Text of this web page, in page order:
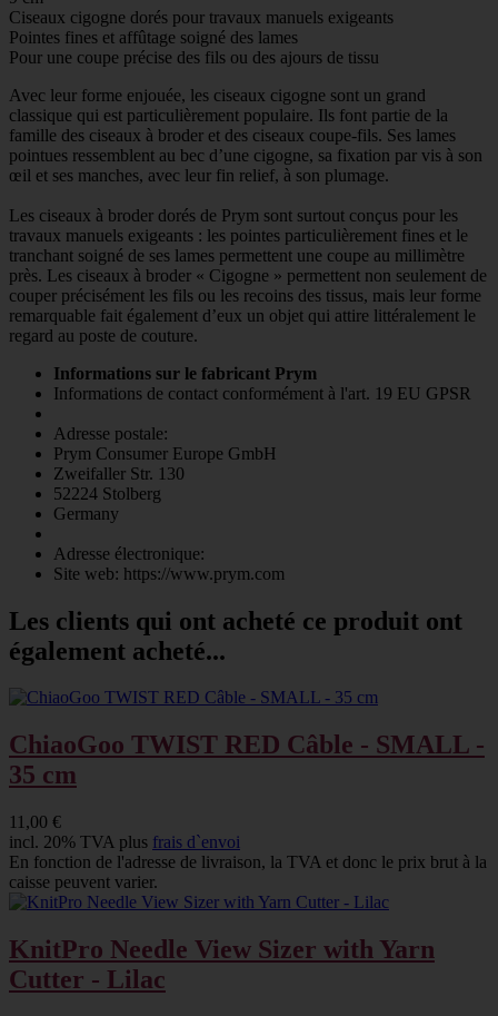
Ciseaux cigogne dorés pour travaux manuels exigeants
Pointes fines et affûtage soigné des lames
Pour une coupe précise des fils ou des ajours de tissu
Avec leur forme enjouée, les ciseaux cigogne sont un grand
classique qui est particulièrement populaire. Ils font partie de la
famille des ciseaux à broder et des ciseaux coupe-fils. Ses lames
pointues ressemblent au bec d’une cigogne, sa fixation par vis à son
œil et ses manches, avec leur fin relief, à son plumage.
Les ciseaux à broder dorés de Prym sont surtout conçus pour les
travaux manuels exigeants : les pointes particulièrement fines et le
tranchant soigné de ses lames permettent une coupe au millimètre
près. Les ciseaux à broder « Cigogne » permettent non seulement de
couper précisément les fils ou les recoins des tissus, mais leur forme
remarquable fait également d’eux un objet qui attire littéralement le
regard au poste de couture.
Informations sur le fabricant Prym
Informations de contact conformément à l'art. 19 EU GPSR
Adresse postale:
Prym Consumer Europe GmbH
Zweifaller Str. 130
52224 Stolberg
Germany
Adresse électronique:
Site web: https://www.prym.com
Les clients qui ont acheté ce produit ont
également acheté...
ChiaoGoo TWIST RED Câble - SMALL -
35 cm
11,00 €
incl. 20% TVA plus frais d`envoi
En fonction de l'adresse de livraison, la TVA et donc le prix brut à la
caisse peuvent varier.
KnitPro Needle View Sizer with Yarn
Cutter - Lilac